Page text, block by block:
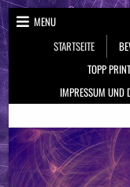
Skip
to
content
MENU
STARTSEITE
TOPP
IMPRESSUM UND